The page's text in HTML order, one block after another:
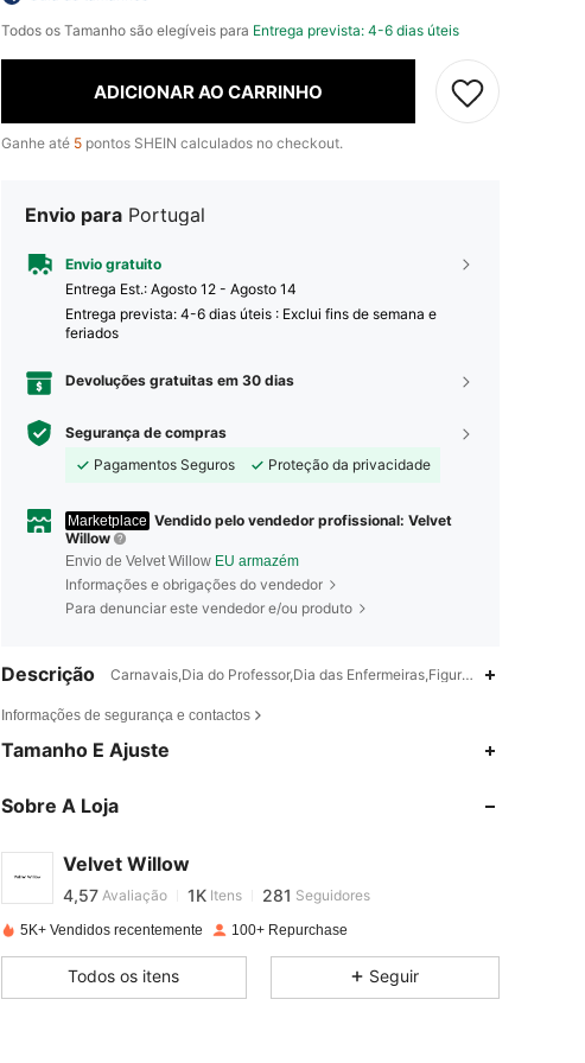
Todos os Tamanho são elegíveis para Entrega prevista: 4-6 dias úteis
ADICIONAR AO CARRINHO
Ganhe até 5 pontos SHEIN calculados no checkout.
Envio para Portugal
Envio gratuito
Entrega Est.: Agosto 12 - Agosto 14
Entrega prevista: 4-6 dias úteis : Exclui fins de semana e
feriados
Devoluções gratuitas em 30 dias
Segurança de compras
Pagamentos Seguros
Proteção da privacidade
Marketplace Vendido pelo vendedor profissional: Velvet
Willow
Envio de Velvet Willow EU armazém
Informações e obrigações do vendedor
Para denunciar este vendedor e/ou produto
Descrição Carnavais,Dia do Professor,Dia das
Informações de segurança e contactos
Tamanho E Ajuste
Sobre A Loja
Velvet Willow
4,57
4,57 Avaliação 1K Itens 281 Seguidores
4,57
5K+ Vendidos recentemente 100+ Repurchase
Todos os itens Seguir